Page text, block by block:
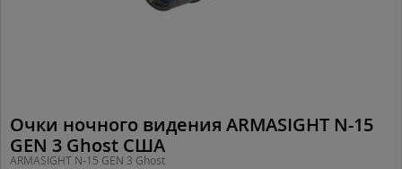
Очки ночного видения ARMASIGHT N-15
GEN 3 Ghost США
ARMASIGHT N-15 GEN 3 Ghost